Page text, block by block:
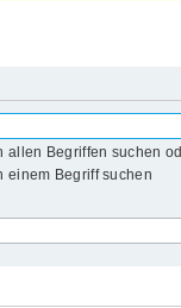
allen Begriffen suchen
einem Begriff suchen